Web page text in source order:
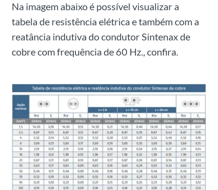
Na imagem abaixo é possível visualizar a
tabela de resistência elétrica e também com a
reatância indutiva do condutor Sintenax de
cobre com frequência de 60 Hz., confira.